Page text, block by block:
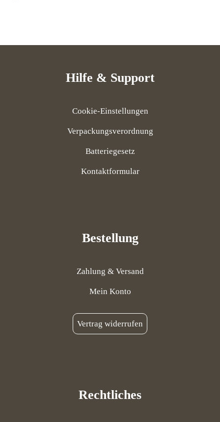
Hilfe & Support
Cookie-Einstellungen
Verpackungsverordnung
Batteriegesetz
Kontaktformular
Bestellung
Zahlung & Versand
Mein Konto
Vertrag widerrufen
Rechtliches